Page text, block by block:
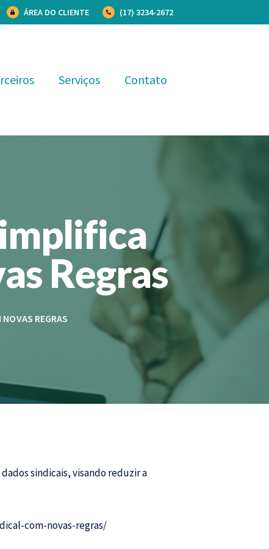
ÁREA DO CLIENTE (17) 3234-2672
Serviços Contato
Regras
REGRAS
sindicais, visando reduzir a
com-novas-regras/